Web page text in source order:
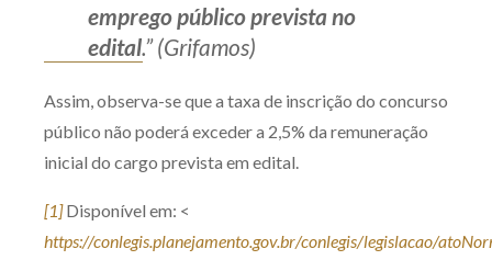
emprego público prevista no
edital.” (Grifamos)
Assim, observa-se que a taxa de inscrição do concurso
público não poderá exceder a 2,5% da remuneração
inicial do cargo prevista em edital.
[1]Disponível em: <
https://conlegis.planejamento.gov.br/conlegis/legislacao/